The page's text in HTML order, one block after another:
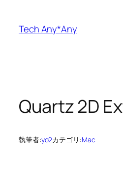
Tech Any*Any
Quartz 2D
執筆者:yo2カテゴリ:Mac